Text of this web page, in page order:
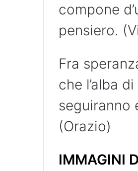
compone
pensiero.
Fra
che l’alba
seguiranno
(Orazio)
IMMAGINI